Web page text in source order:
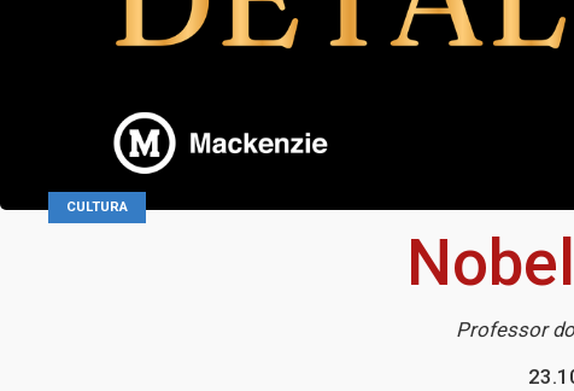
CULTURA
Professor